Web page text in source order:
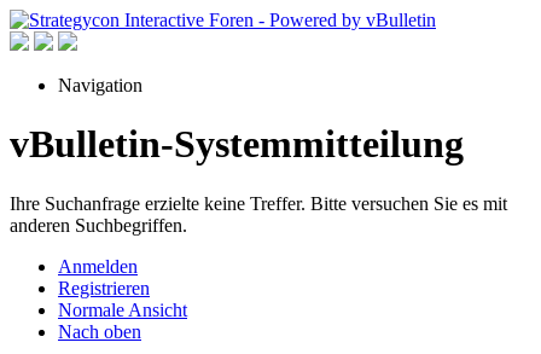
Navigation
vBulletin-Systemmitteilung
Ihre Suchanfrage erzielte keine Treffer. Bitte versuchen Sie es mit
anderen Suchbegriffen.
Anmelden
Registrieren
Normale Ansicht
Nach oben